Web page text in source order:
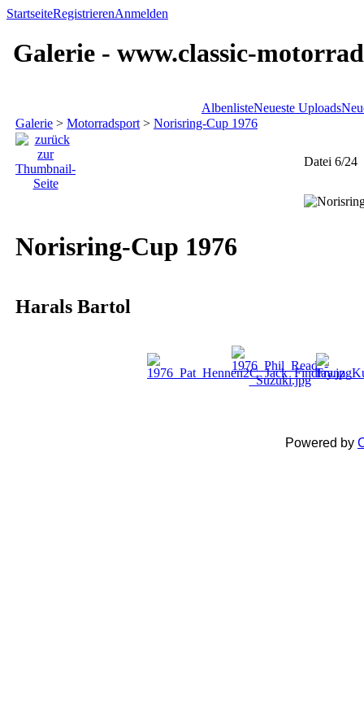
StartseiteRegistrierenAnmelden
Galerie - www.classic-
AlbenlisteNeueste Uploads
Galerie > Motorradsport > Norisring-Cup 1976
Datei 6/24
Norisring-Cup 1976
Harals Bartol
Powered by